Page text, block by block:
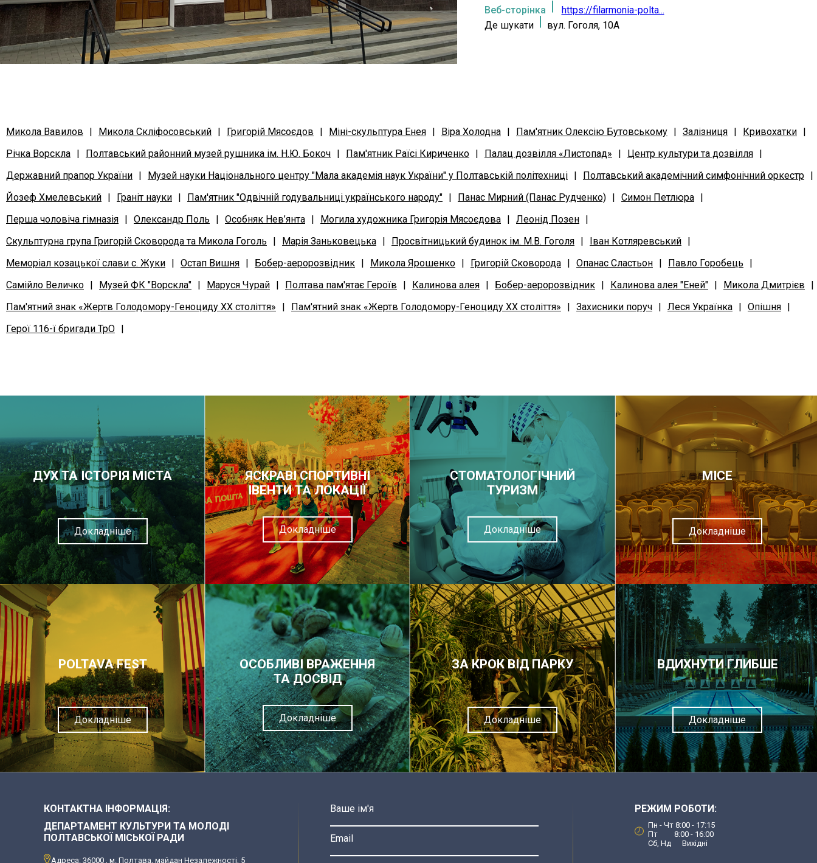
Веб-сторінка
https://filarmonia-polta...
Де шукати
вул. Гоголя, 10А
Микола Вавилов | Микола Скліфосовський | Григорій Мясоєдов | Міні-скульптура Енея | Віра Холодна | Пам'ятник Олексію Бутовському | Залізниця | Кривохатки |
Річка Ворскла | Полтавський районний музей рушника ім. Н.Ю. Бокоч | Пам'ятник Раїсі Кириченко | Палац дозвілля «Листопад» | Центр культури та дозвілля |
Державний прапор України | Музей науки Національного центру "Мала академія наук України" у Полтавській політехниці | Полтавський академічний симфонічний оркестр |
Йозеф Хмелевський | Граніт науки | Пам'ятник "Одвічній годувальниці українського народу" | Панас Мирний (Панас Рудченко) | Симон Петлюра |
Перша чоловіча гімназія | Олександр Поль | Особняк Нев’янта | Могила художника Григорія Мясоєдова | Леонід Позен |
Скульптурна група Григорій Сковорода та Микола Гоголь
| Марія Заньковецька | Просвітницький будинок ім. М.В. Гоголя | Іван Котляревський |
Меморіал козацької слави с. Жуки | Остап Вишня | Бобер-аеророзвідник | Микола Ярошенко | Григорій Сковорода | Опанас Сластьон | Павло Горобець
|
Самійло Величко | Музей ФК "Ворскла" | Маруся Чурай | Полтава пам'ятає Героїв | Калинова алея | Бобер-аеророзвідник | Калинова алея "Еней" | Микола Дмитрієв
|
Пам'ятний знак «Жертв Голодомору-Геноциду ХХ століття»
| Пам'ятний знак «Жертв Голодомору-Геноциду ХХ століття» | Захисники поруч | Леся Українка | Oпішня |
Герої 116-ї бригади ТрО |
ДУХ ТА ІСТОРІЯ МІСТА
Докладніше
ЯСКРАВІ СПОРТИВНІ
ІВЕНТИ ТА ЛОКАЦІЇ
Докладніше
СТОМАТОЛОГІЧНИЙ
ТУРИЗМ
Докладніше
МІСЕ
Докладніше
POLTAVA FEST
Докладніше
ОСОБЛИВІ ВРАЖЕННЯ
ТА ДОСВІД
Докладніше
ЗА КРОК ВІД ПАРКУ
Докладніше
ВДИХНУТИ ГЛИБШЕ
Докладніше
КОНТАКТНА ІНФОРМАЦІЯ:
ДЕПАРТАМЕНТ КУЛЬТУРИ ТА МОЛОДІ
ПОЛТАВСЬКОЇ МІСЬКОЇ РАДИ
Адреса: 36000 , м. Полтава, майдан Незалежності, 5
Ваше ім'я
Email
РЕЖИМ РОБОТИ:
Пн - Чт 8:00 - 17:15
Пт 8:00 - 16:00
Сб, Нд Вихідні